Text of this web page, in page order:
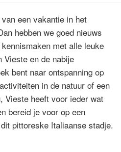
een vakantie in het
hebben we goed nieuws
met alle leuke
Vieste en de nabije
bent naar ontspanning op
in de natuur of een
Vieste heeft voor ieder wat
bereid je voor op een
pittoreske Italiaanse stadje.